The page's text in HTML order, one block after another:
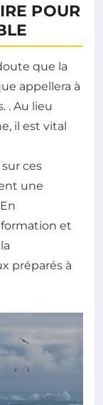
POUR
que la
appellera à
. Au lieu
il est vital
ces
une
et
préparés à